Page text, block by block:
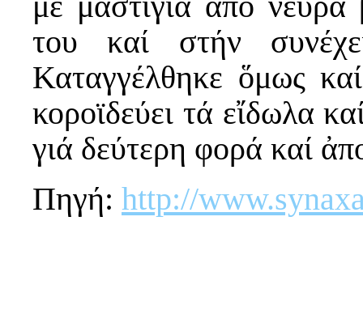
του καί στήν
Καταγγέλθηκε ὅμως
κοροϊδεύει τά εἴδωλα
γιά δεύτερη φορά καί
Πηγή: http://